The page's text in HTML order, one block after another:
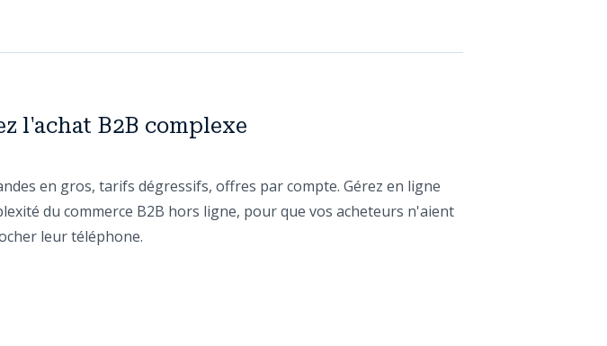
l'achat B2B complexe
en gros, tarifs dégressifs, offres par compte. Gérez en ligne
du commerce B2B hors ligne, pour que vos acheteurs n'aient
leur téléphone.